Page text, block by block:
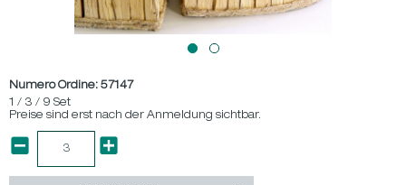
Numero Ordine: 57147
1 / 3 / 9 Set
Preise sind erst nach der Anmeldung sichtbar.